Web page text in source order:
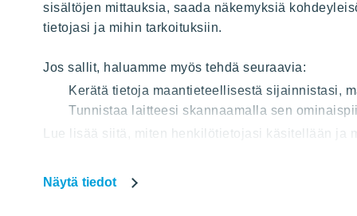
sisältöjen mittauksia, saada näkemyksiä
tietojasi ja mihin tarkoituksiin.
Jos sallit, haluamme myös tehdä seuraavia:
Kerätä tietoja maantieteellisestä sijainnistasi,
Tunnistaa laitteesi skannaamalla sen
Lue lisää siitä, miten henkilötietojasi käsitellään ja
Käytämme verkkosivuillamme evästeitä, jotta
Näytä tiedot
HAKU
Töihin
Projektit
Media